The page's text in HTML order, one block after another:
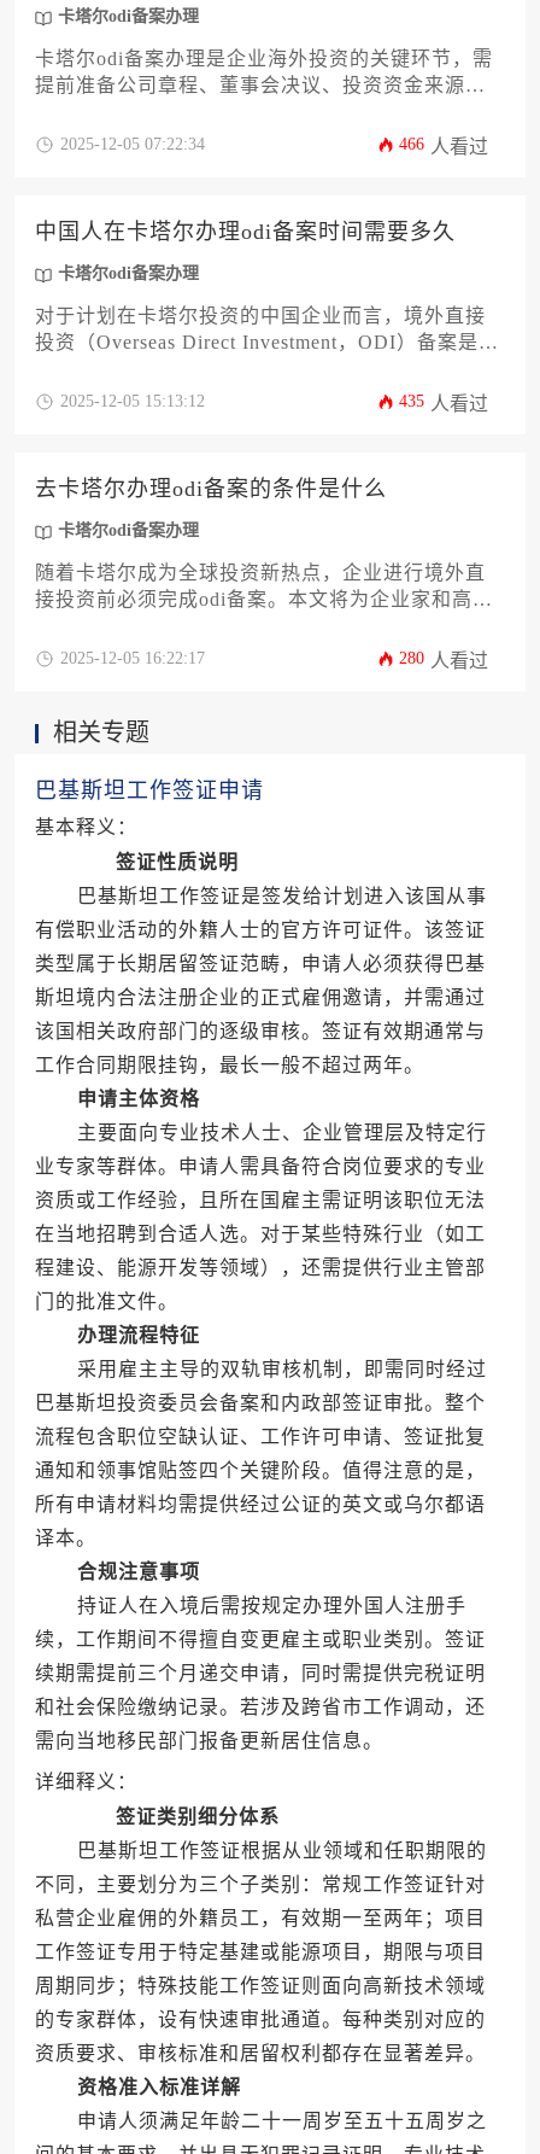
卡塔尔odi备案办理
卡塔尔odi备案办理是企业海外投资的关键环节，需
提前准备公司章程、董事会决议、投资资金来源证
申报流程，帮助企业高效完成备案，规避合规风
2025-12-05 07:22:34 466 人看过
中国人在卡塔尔办理odi备案时间需要多久
卡塔尔odi备案办理
对于计划在卡塔尔投资的中国企业而言，境外直接
投资（Overseas Direct Investment，ODI）备案是跨
案办理全流程时间周期，涵盖材料准备、审批阶
2025-12-05 15:13:12 435 人看过
去卡塔尔办理odi备案的条件是什么
卡塔尔odi备案办理
随着卡塔尔成为全球投资新热点，企业进行境外直
接投资前必须完成odi备案。本文将为企业家和高管
涵盖主体资格、资金来源、项目真实性等核心要
合规基础。
2025-12-05 16:22:17 280 人看过
相关专题
巴基斯坦工作签证申请
基本释义：
签证性质说明
巴基斯坦工作签证是签发给计划进入该国从事
有偿职业活动的外籍人士的官方许可证件。该签证
类型属于长期居留签证范畴，申请人必须获得巴基
斯坦境内合法注册企业的正式雇佣邀请，并需通过
该国相关政府部门的逐级审核。签证有效期通常与
工作合同期限挂钩，最长一般不超过两年。
申请主体资格
主要面向专业技术人士、企业管理层及特定行
业专家等群体。申请人需具备符合岗位要求的专业
资质或工作经验，且所在国雇主需证明该职位无法
在当地招聘到合适人选。对于某些特殊行业（如工
程建设、能源开发等领域），还需提供行业主管部
门的批准文件。
办理流程特征
采用雇主主导的双轨审核机制，即需同时经过
巴基斯坦投资委员会备案和内政部签证审批。整个
流程包含职位空缺认证、工作许可申请、签证批复
通知和领事馆贴签四个关键阶段。值得注意的是，
所有申请材料均需提供经过公证的英文或乌尔都语
译本。
合规注意事项
持证人在入境后需按规定办理外国人注册手
续，工作期间不得擅自变更雇主或职业类别。签证
续期需提前三个月递交申请，同时需提供完税证明
和社会保险缴纳记录。若涉及跨省市工作调动，还
需向当地移民部门报备更新居住信息。
详细释义：
签证类别细分体系
巴基斯坦工作签证根据从业领域和任职期限的
不同，主要划分为三个子类别：常规工作签证针对
私营企业雇佣的外籍员工，有效期一至两年；项目
工作签证专用于特定基建或能源项目，期限与项目
周期同步；特殊技能工作签证则面向高新技术领域
的专家群体，设有快速审批通道。每种类别对应的
资质要求、审核标准和居留权利都存在显著差异。
资格准入标准详解
申请人须满足年龄二十一周岁至五十五周岁之